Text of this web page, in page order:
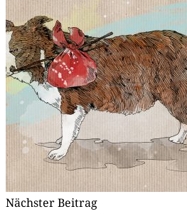
Nächster Beitrag